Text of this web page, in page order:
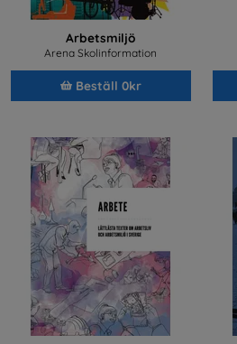
Arbetsmiljö
Arena Skolinformation
Beställ 0kr